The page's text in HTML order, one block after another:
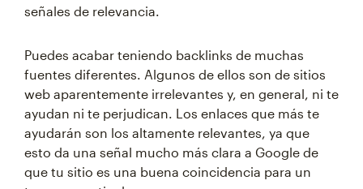
señales de relevancia.
Puedes acabar teniendo backlinks de muchas
fuentes diferentes. Algunos de ellos son de sitios
web aparentemente irrelevantes y, en general, ni te
ayudan ni te perjudican. Los enlaces que más te
ayudarán son los altamente relevantes, ya que
esto da una señal mucho más clara a Google de
que tu sitio es una buena coincidencia para un